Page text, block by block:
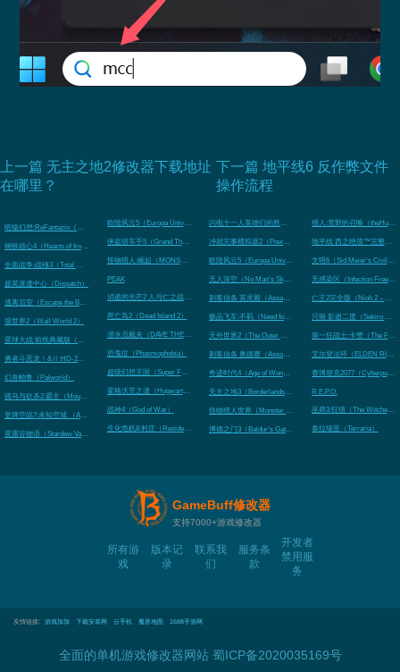
上一篇 无主之地2修改器下载地址
在哪里？
下一篇 地平线6 反作弊文件
操作流程
暗喻幻想:ReFantazio（Metaphor: ReFantazio）
钢铁雄心4（Hearts of Iron IV）
全面战争:战锤3（Total War: Warhammer III）
超英派遣中心（Dispatch）
逃离后室（Escape the Backrooms）
墙世界2（Wall World 2）
星球大战:前线典藏版（STAR WARS™: Battlefront Classic Collection）
勇者斗恶龙Ⅰ&Ⅱ:HD-2D重制版（Dragon Quest 1 and 2 Remak）
幻兽帕鲁（Palworld）
骑马与砍杀2:霸主（Mount & Blade II: Bannerlord）
皇牌空战7:未知空域 （ACE COMBAT 7: SKIES UNKNOWN）
星露谷物语（Stardew Valley）
欧陆风云5（Europa Universalis V）
侠盗猎车手5（Grand Theft Auto V Legacy）
怪物猎人:崛起（MONSTER HUNTER RISE）
PEAK
消逝的光芒2 人与仁之战（Dying Light 2 Stay Human）
死亡岛2（Dead Island 2）
潜水员戴夫（DAVE THE DIVER）
恐鬼症（Phasmophobia）
超级幻想王国（Super Fantasy Kingdom）
霍格沃茨之遗（Hogwarts Legacy）
战神4（God of War）
生化危机8:村庄（Resident Evil Village）
闪电十一人英雄们的胜利之路（INAZUMA ELEVEN: Victory
冲就完事模拟器2（PowerWash Simulator 2）
欧陆风云5（Europa Universalis 5）
无人深空（No Man's Sky）
刺客信条 英灵殿（Assassin's Creed Valhalla）
极品飞车:不羁（Need for Speed Unbound）
天外世界2（The Outer Worlds 2）
刺客信条 奥德赛（Assassin's Creed Odyssey）
奇迹时代4（Age of Wonders 4）
无主之地3（Borderlands 3）
怪物猎人世界（Monster Hunter: World）
博德之门3（Baldur's Gate 3）
猎人:荒野的召唤（
地平线 西之绝境™完整版（
文明6（Sid Meier's
无感染区（Infection Free
仁王2完全版（Nioh 2 – The
只狼 影逝二度（Sekiro
第一狂战士:卡赞（The First
艾尔登法环（ELDEN RING
赛博朋克2077（Cyberpunk
R.E.P.O.
巫师3:狂猎（The Witcher 3:
泰拉瑞亚（Terraria）
GameBuff修改器
支持7000+游戏修改器
所有游
戏
版本记
录
联系我
们
服务条
款
开发者
禁用服
务
友情链接: 游戏加加 下载安装网 云手机 魔兽地图 1688手游网
全面的单机游戏修改器网站 蜀ICP备2020035169号